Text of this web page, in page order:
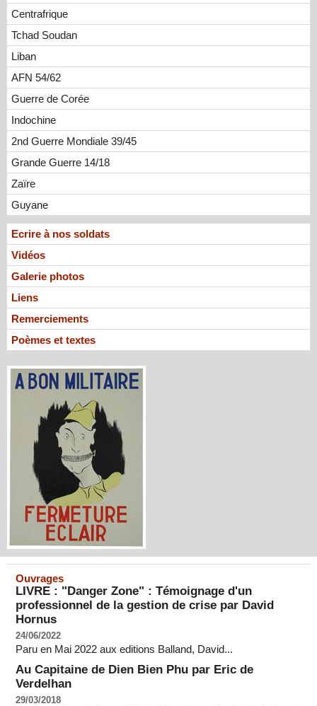
Centrafrique
Tchad Soudan
Liban
AFN 54/62
Guerre de Corée
Indochine
2nd Guerre Mondiale 39/45
Grande Guerre 14/18
Zaïre
Guyane
Ecrire à nos soldats
Vidéos
Galerie photos
Liens
Remerciements
Poèmes et textes
Ouvrages
LIVRE : "Danger Zone" : Témoignage d'un
professionnel de la gestion de crise par David
Hornus
24/06/2022
Paru en Mai 2022 aux editions Balland, David...
Au Capitaine de Dien Bien Phu par Eric de
Verdelhan
29/03/2018